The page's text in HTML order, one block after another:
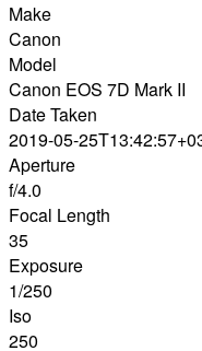
Make
Canon
Model
Canon EOS 7D Mark II
Date Taken
2019-05-
Aperture
f/4.0
Focal Length
35
Exposure
1/250
Iso
250